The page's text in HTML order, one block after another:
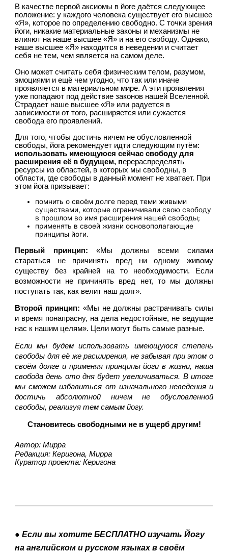
В качестве первой аксиомы в йоге даётся следующее
положение: у каждого человека существует его высшее
«Я», которое по определению свободно. С точки зрения
йоги, никакие материальные законы и механизмы не
влияют на наше высшее «Я» и на его свободу. Однако,
наше высшее «Я» находится в неведении и считает
себя не тем, чем является на самом деле.
Оно может считать себя физическим телом, разумом,
эмоциями и ещё чем угодно, что так или иначе
проявляется в материальном мире. А эти проявления
уже попадают под действие законов нашей Вселенной.
Страдает наше высшее «Я» или радуется в
зависимости от того, расширяется или сужается
свобода его проявлений.
Для того, чтобы достичь ничем не обусловленной
использовать имеющуюся сейчас свободу для
расширения её в будущем, перераспределять
ресурсы из областей, в которых мы свободны, в
области, где свободы в данный момент не хватает. При
этом йога призывает:
помнить о своём долге перед теми живыми
существами, которые ограничивали свою свободу
в прошлом во имя расширения нашей свободы;
применять в своей жизни основополагающие
принципы йоги.
Первый принцип: «Мы должны всеми силами
стараться не причинять вред ни одному живому
существу без крайней на то необходимости. Если
возможности не причинять вред нет, то мы должны
поступать так, как велит наш долг».
Второй принцип: «Мы не должны растрачивать силы
и время понапрасну, на дела недостойные, не ведущие
нас к нашим целям». Цели могут быть самые разные.
Если мы будем использовать имеющуюся степень
свободы для её же расширения, не забывая при этом о
своём долге и применяя принципы йоги в жизни, наша
свобода день ото дня будет увеличиваться. В итоге
мы сможем избавиться от изначального неведения и
достичь абсолютной ничем не обусловленной
свободы, реализуя тем самым йогу.
Становитесь свободными не в ущерб другим!
Автор: Мирра
Редакция: Керигона, Мирра
Куратор проекта: Керигона
● Если вы хотите БЕСПЛАТНО изучать Йогу
на английском и русском языках в своём